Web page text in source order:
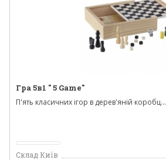
Гра 5в1 " 5 Game"
П'ять класичних ігор в дерев'яній коробц...
Склад Київ